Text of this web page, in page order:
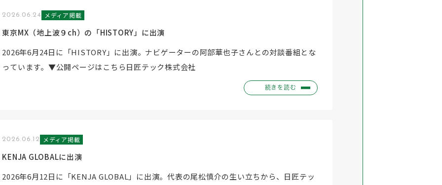
2026.06.24 メディア掲載
東京MX（地上波９ch）の「HISTORY」に出演
2026年6月24日に「HISTORY」に出演。ナビゲーターの阿部華也子さんとの対談番組とな
っています。▼公開ページはこちら日匠テック株式会社
続きを読む
2026.06.12 メディア掲載
KENJA GLOBALに出演
2026年6月12日に「KENJA GLOBAL」に出演。代表の尾松慎介の生い立ちから、日匠テッ